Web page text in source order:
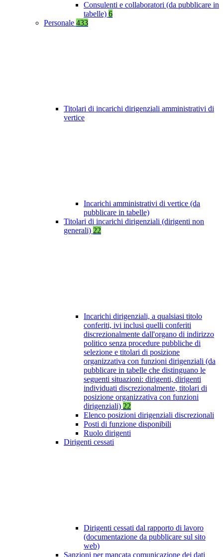
Consulenti e collaboratori (da pubblicare in
tabelle) 6
Personale 433
Titolari di incarichi dirigenziali amministrativi di
vertice
Incarichi amministrativi di vertice (da
pubblicare in tabelle)
Titolari di incarichi dirigenziali (dirigenti non
generali) 22
Incarichi dirigenziali, a qualsiasi titolo
conferiti, ivi inclusi quelli conferiti
discrezionalmente dall'organo di indirizzo
politico senza procedure pubbliche di
selezione e titolari di posizione
organizzativa con funzioni dirigenziali (da
pubblicare in tabelle che distinguano le
seguenti situazioni: dirigenti, dirigenti
individuati discrezionalmente, titolari di
posizione organizzativa con funzioni
dirigenziali) 22
Elenco posizioni dirigenziali discrezionali
Posti di funzione disponibili
Ruolo dirigenti
Dirigenti cessati
Dirigenti cessati dal rapporto di lavoro
(documentazione da pubblicare sul sito
web)
Sanzioni per mancata comunicazione dei dati